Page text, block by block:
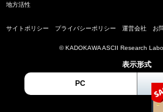
地方活性
サイトポリシー プライバシーポリシー 運営会社 お
© KADOKAWA ASCII Research
表示形式
PC